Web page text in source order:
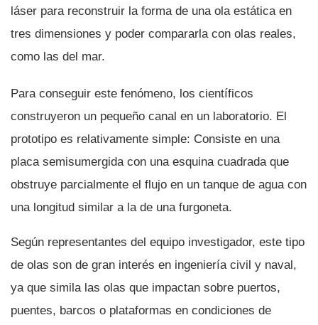
láser para reconstruir la forma de una ola estática en
tres dimensiones y poder compararla con olas reales,
como las del mar.
Para conseguir este fenómeno, los cientí­ficos
construyeron un pequeño canal en un laboratorio. El
prototipo es relativamente simple: Consiste en una
placa semisumergida con una esquina cuadrada que
obstruye parcialmente el flujo en un tanque de agua con
una longitud similar a la de una furgoneta.
Según representantes del equipo investigador, este tipo
de olas son de gran interés en ingenierí­a civil y naval,
ya que simila las olas que impactan sobre puertos,
puentes, barcos o plataformas en condiciones de